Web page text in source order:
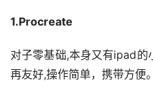
1.Procreate
对子零基础,本身又有ipad
再友好,操作简单，携带方便